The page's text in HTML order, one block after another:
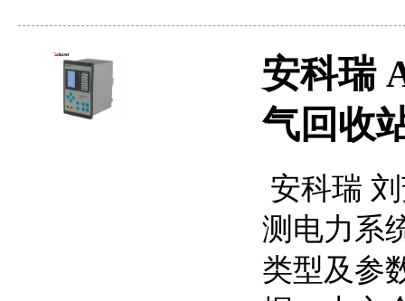
安科瑞
气回收
安科瑞
测电力系
类型及参